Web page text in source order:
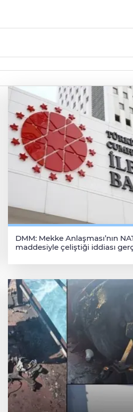
DMM: Mekke Anlaşması’nın
maddesiyle çeliştiği iddiası